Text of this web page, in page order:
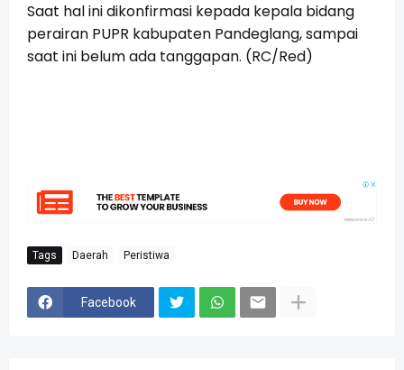
Saat hal ini dikonfirmasi kepada kepala bidang
perairan PUPR kabupaten Pandeglang, sampai
saat ini belum ada tanggapan. (RC/Red)
Tags Daerah Peristiwa
Facebook